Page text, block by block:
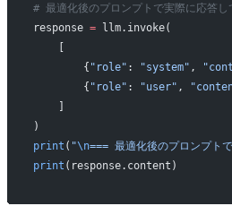
# 最適化後のプロンプトで実際に応答し
response = llm.invoke(
    [
        {
"role" : "system" ,
        {
"role" : "user" ,
    ]
)
print ( "\n=== 最適化後のプロンプト
print (response.content)